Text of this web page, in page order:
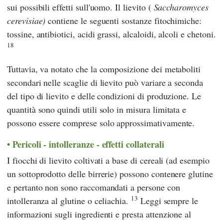
sui possibili effetti sull'uomo. Il lievito ( Saccharomyces
cerevisiae) contiene le seguenti sostanze fitochimiche:
tossine, antibiotici, acidi grassi, alcaloidi, alcoli e chetoni.
18
Tuttavia, va notato che la composizione dei metaboliti
secondari nelle scaglie di lievito può variare a seconda
del tipo di lievito e delle condizioni di produzione. Le
quantità sono quindi utili solo in misura limitata e
possono essere comprese solo approssimativamente.
Pericoli - intolleranze - effetti collaterali
I fiocchi di lievito coltivati a base di cereali (ad esempio
un sottoprodotto delle birrerie) possono contenere glutine
e pertanto non sono raccomandati a persone con
intolleranza al glutine o celiachia. 13 Leggi sempre le
informazioni sugli ingredienti e presta attenzione al